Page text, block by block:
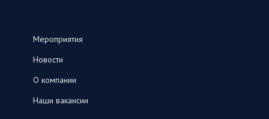
Мероприятия
Новости
О компании
Наши вакансии